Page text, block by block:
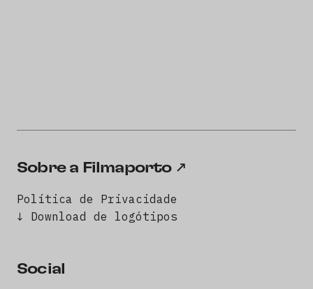
Sobre a Filmaporto
Política de Privacidade
↓ Download de logótipos
Social